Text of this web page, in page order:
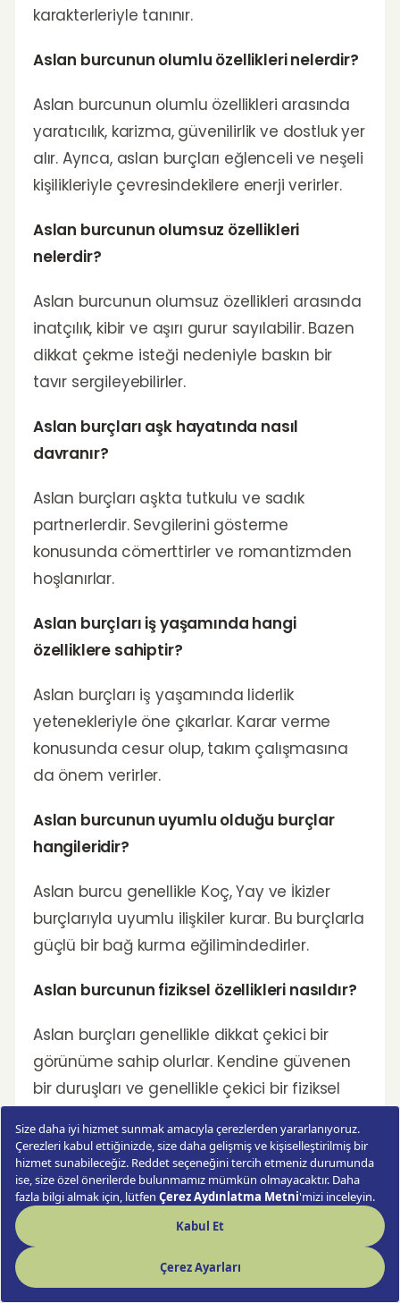
karakterleriyle tanınır.
Aslan burcunun olumlu özellikleri nelerdir?
Aslan burcunun olumlu özellikleri arasında
yaratıcılık, karizma, güvenilirlik ve dostluk yer
alır. Ayrıca, aslan burçları eğlenceli ve neşeli
kişilikleriyle çevresindekilere enerji verirler.
Aslan burcunun olumsuz özellikleri
nelerdir?
Aslan burcunun olumsuz özellikleri arasında
inatçılık, kibir ve aşırı gurur sayılabilir. Bazen
dikkat çekme isteği nedeniyle baskın bir
tavır sergileyebilirler.
Aslan burçları aşk hayatında nasıl
davranır?
Aslan burçları aşkta tutkulu ve sadık
partnerlerdir. Sevgilerini gösterme
konusunda cömerttirler ve romantizmden
hoşlanırlar.
Aslan burçları iş yaşamında hangi
özelliklere sahiptir?
Aslan burçları iş yaşamında liderlik
yetenekleriyle öne çıkarlar. Karar verme
konusunda cesur olup, takım çalışmasına
da önem verirler.
Aslan burcunun uyumlu olduğu burçlar
hangileridir?
Aslan burcu genellikle Koç, Yay ve İkizler
burçlarıyla uyumlu ilişkiler kurar. Bu burçlarla
güçlü bir bağ kurma eğilimindedirler.
Aslan burcunun fiziksel özellikleri nasıldır?
Aslan burçları genellikle dikkat çekici bir
görünüme sahip olurlar. Kendine güvenen
bir duruşları ve genellikle çekici bir fiziksel
Gün Işığı Çiçek Buketi Pembe Şakayık Buketi